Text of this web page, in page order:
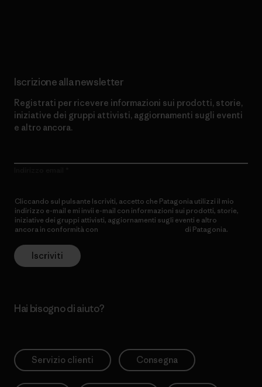
Iscrizione alla newsletter
Registrati per ricevere informazioni sui prodotti, storie,
iniziative dei gruppi attivisti, aggiornamenti sugli eventi
e altro ancora.
Cliccando sul pulsante Iscriviti, accetto che Patagonia utilizzi il mio
indirizzo e-mail e mi invii e-mail con informazioni sui prodotti, storie,
iniziative dei gruppi attivisti, aggiornamenti sugli eventi e altro
ancora in conformità con
di Patagonia.
Iscriviti
Hai bisogno di aiuto?
Servizio clienti Consegna